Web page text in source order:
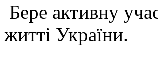
Бере активну
житті України.